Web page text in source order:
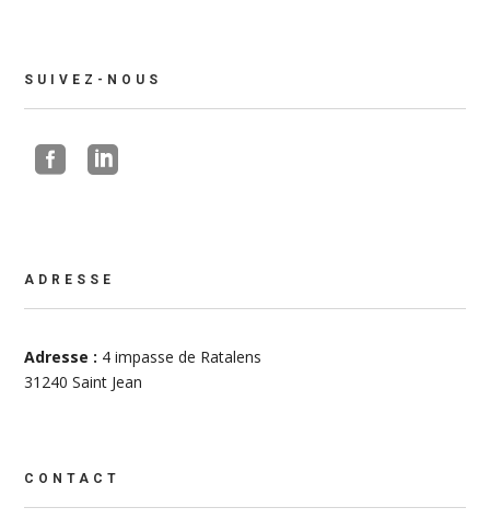
SUIVEZ-NOUS
 
ADRESSE
Adresse : 4 impasse de Ratalens
31240 Saint Jean
CONTACT